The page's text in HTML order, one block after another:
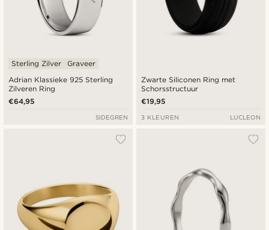
Adrian Klassieke 925 Sterling
Zilveren Ring
Sterling Zilver Graveer
€64,95
SIDEGREN
Zwarte Siliconen Ring met
Schorsstructuur
€19,95
3 KLEUREN LUCLEON